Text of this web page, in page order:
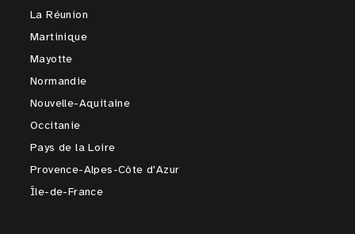
La Réunion
Martinique
Mayotte
Normandie
Nouvelle-Aquitaine
Occitanie
Pays de la Loire
Provence-Alpes-Côte d'Azur
Île-de-France